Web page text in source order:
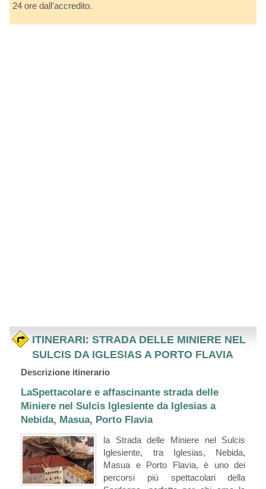
24 ore dall'accredito.
ITINERARI: STRADA DELLE MINIERE NEL
SULCIS DA IGLESIAS A PORTO FLAVIA
Descrizione itinerario
LaSpettacolare e affascinante strada delle
Miniere nel Sulcis Iglesiente da Iglesias a
Nebida, Masua, Porto Flavia
la Strada delle Miniere nel Sulcis
Iglesiente, tra Iglesias, Nebida,
Masua e Porto Flavia, è uno dei
percorsi più spettacolari della